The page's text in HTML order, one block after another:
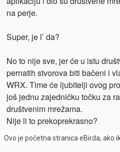
na perje.
Super, je l’ da?
No to nije sve, jer će u istu
pernatih stvorova biti bačeni i
WRX. Time će ljubitelji ovog
još jednu zajedničku točku za
društvenim mrežama.
Nije li to prekoprekrasno?
Ovo je početna stranica eBirda, ako